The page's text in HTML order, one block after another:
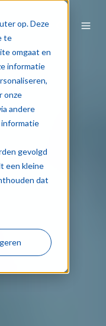
op. Deze
te
omgaat en
informatie
onze
andere
gevolgd
een kleine
dat